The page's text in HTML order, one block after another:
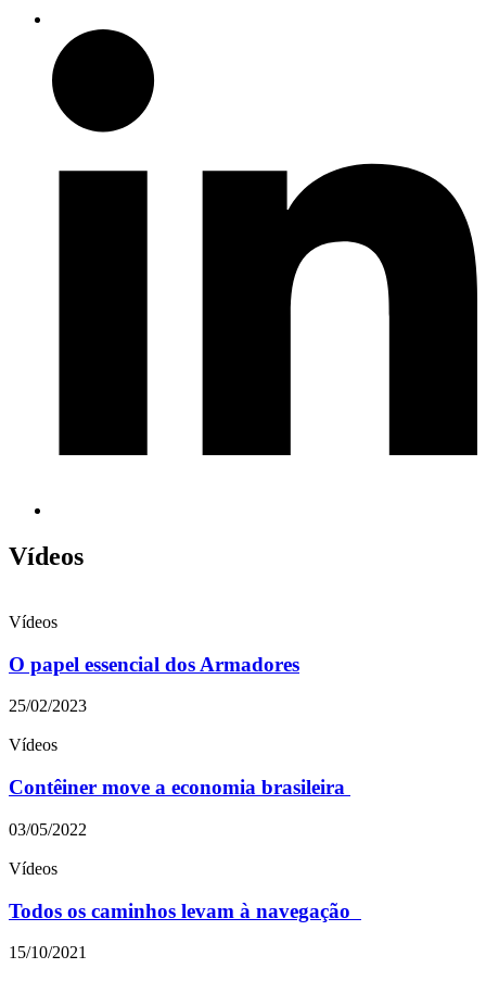
Vídeos
Vídeos
O papel essencial dos Armadores
25/02/2023
Vídeos
Contêiner move a economia brasileira
03/05/2022
Vídeos
Todos os caminhos levam à navegação
15/10/2021